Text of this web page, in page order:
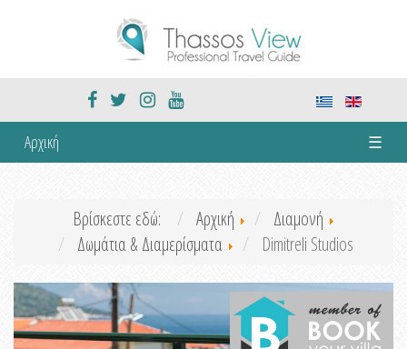
Αρχική ☰
Βρίσκεστε εδώ: Αρχική
Διαμονή
Δωμάτια & Διαμερίσματα
Dimitreli Studios